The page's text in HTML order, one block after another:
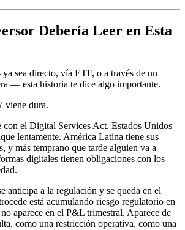
Debería Leer en Esta
sea directo, vía ETF, o a través de un
— esta historia te dice algo importante.
viene dura.
con el Digital Services Act. Estados Unidos
lentamente. América Latina tiene sus
y más temprano que tarde alguien va a
digitales tienen obligaciones con los
anticipa a la regulación y se queda en el
está acumulando riesgo regulatorio en
aparece en el P&L trimestral. Aparece de
como una restricción operativa, como una